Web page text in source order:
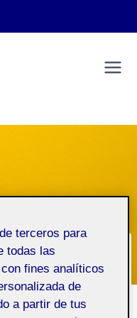
terceros para
todas las
fines analíticos
de
a partir de tus